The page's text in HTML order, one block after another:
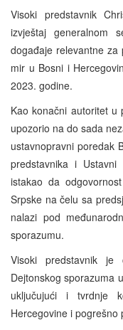
Visoki predstavnik
izvještaj generalnom
događaje relevantne
mir u Bosni i
2023. godine.
Kao konačni autoritet u
upozorio na do sada
ustavnopravni poredak
predstavnika i
istakao da
Srpske na čelu sa
nalazi pod
sporazumu.
Visoki predstavnik je
Dejtonskog sporazuma
uključujući i tvrdnje
Hercegovine i pogrešno